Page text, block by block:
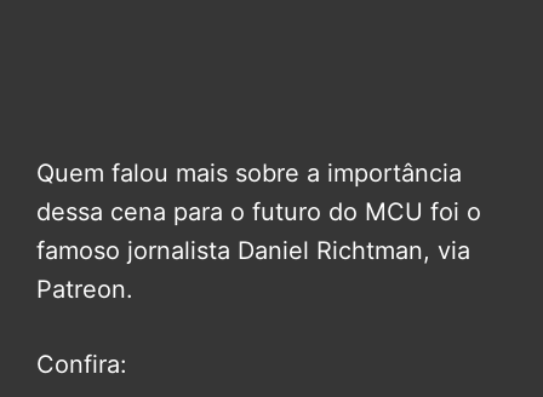
Quem falou mais sobre a importância
dessa cena para o futuro do MCU foi o
famoso jornalista Daniel Richtman, via
Patreon.
Confira: